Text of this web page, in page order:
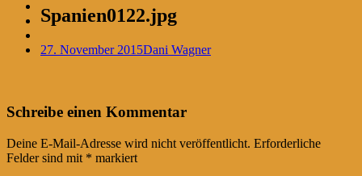
Spanien0122.jpg
27. November 2015Dani Wagner
Post
navigation
←
Schreibe einen Kommentar
Deine E-Mail-Adresse wird nicht veröffentlicht. Erforderliche
Felder sind mit * markiert